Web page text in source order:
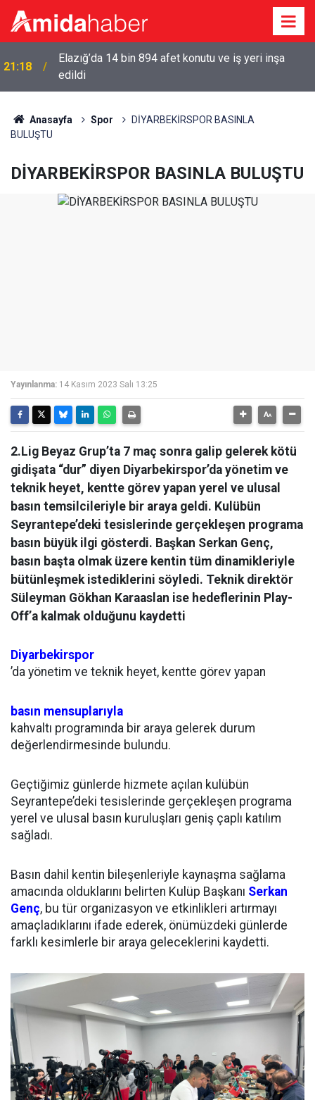
21:18
Elazığ’da 14 bin 894 afet konutu ve iş yeri inşa
edildi
Anasayfa Spor
DİYARBEKİRSPOR BASINLA
BULUŞTU
DİYARBEKİRSPOR BASINLA BULUŞTU
Yayınlanma: 14 Kasım 2023 Salı 13:25
2.Lig Beyaz Grup’ta 7 maç sonra galip gelerek kötü
gidişata “dur” diyen Diyarbekirspor’da yönetim ve
teknik heyet, kentte görev yapan yerel ve ulusal
basın temsilcileriyle bir araya geldi. Kulübün
Seyrantepe’deki tesislerinde gerçekleşen programa
basın büyük ilgi gösterdi. Başkan Serkan Genç,
basın başta olmak üzere kentin tüm dinamikleriyle
bütünleşmek istediklerini söyledi. Teknik direktör
Süleyman Gökhan Karaaslan ise hedeflerinin Play-
Off’a kalmak olduğunu kaydetti
Diyarbekirspor
’da yönetim ve teknik heyet, kentte görev yapan
basın mensuplarıyla
kahvaltı programında bir araya gelerek durum
değerlendirmesinde bulundu.
Geçtiğimiz günlerde hizmete açılan kulübün
Seyrantepe’deki tesislerinde gerçekleşen programa
yerel ve ulusal basın kuruluşları geniş çaplı katılım
sağladı.
Basın dahil kentin bileşenleriyle kaynaşma sağlama
amacında olduklarını belirten Kulüp Başkanı Serkan
Genç, bu tür organizasyon ve etkinlikleri artırmayı
amaçladıklarını ifade ederek, önümüzdeki günlerde
farklı kesimlerle bir araya geleceklerini kaydetti.